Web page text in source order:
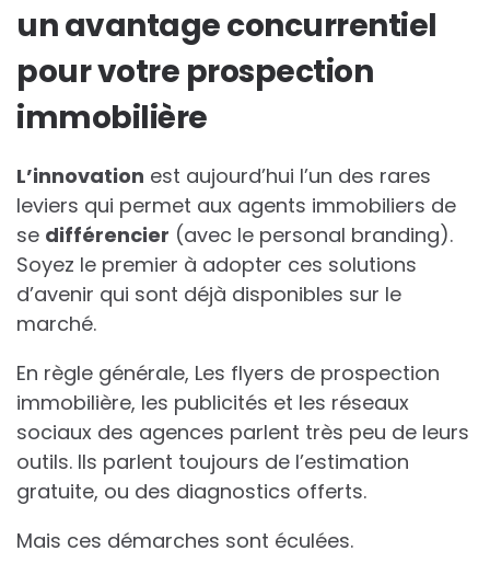
un avantage concurrentiel
pour votre prospection
immobilière
L’innovation est aujourd’hui l’un des rares
leviers qui permet aux agents immobiliers de
se différencier (avec le personal branding).
Soyez le premier à adopter ces solutions
d’avenir qui sont déjà disponibles sur le
marché.
En règle générale, Les flyers de prospection
immobilière, les publicités et les réseaux
sociaux des agences parlent très peu de leurs
outils. Ils parlent toujours de l’estimation
gratuite, ou des diagnostics offerts.
Mais ces démarches sont éculées.